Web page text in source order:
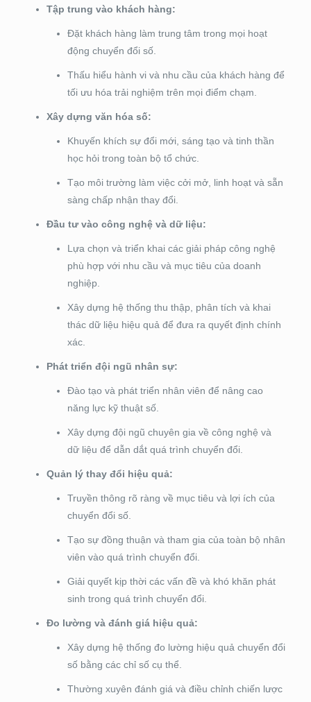
Tập trung vào khách hàng:
Đặt khách hàng làm trung tâm trong mọi hoạt
động chuyển đổi số.
Thấu hiểu hành vi và nhu cầu của khách hàng để
tối ưu hóa trải nghiệm trên mọi điểm chạm.
Xây dựng văn hóa số:
Khuyến khích sự đổi mới, sáng tạo và tinh thần
học hỏi trong toàn bộ tổ chức.
Tạo môi trường làm việc cởi mở, linh hoạt và sẵn
sàng chấp nhận thay đổi.
Đầu tư vào công nghệ và dữ liệu:
Lựa chọn và triển khai các giải pháp công nghệ
phù hợp với nhu cầu và mục tiêu của doanh
nghiệp.
Xây dựng hệ thống thu thập, phân tích và khai
thác dữ liệu hiệu quả để đưa ra quyết định chính
xác.
Phát triển đội ngũ nhân sự:
Đào tạo và phát triển nhân viên để nâng cao
năng lực kỹ thuật số.
Xây dựng đội ngũ chuyên gia về công nghệ và
dữ liệu để dẫn dắt quá trình chuyển đổi.
Quản lý thay đổi hiệu quả:
Truyền thông rõ ràng về mục tiêu và lợi ích của
chuyển đổi số.
Tạo sự đồng thuận và tham gia của toàn bộ nhân
viên vào quá trình chuyển đổi.
Giải quyết kịp thời các vấn đề và khó khăn phát
sinh trong quá trình chuyển đổi.
Đo lường và đánh giá hiệu quả:
Xây dựng hệ thống đo lường hiệu quả chuyển đổi
số bằng các chỉ số cụ thể.
Thường xuyên đánh giá và điều chỉnh chiến lược